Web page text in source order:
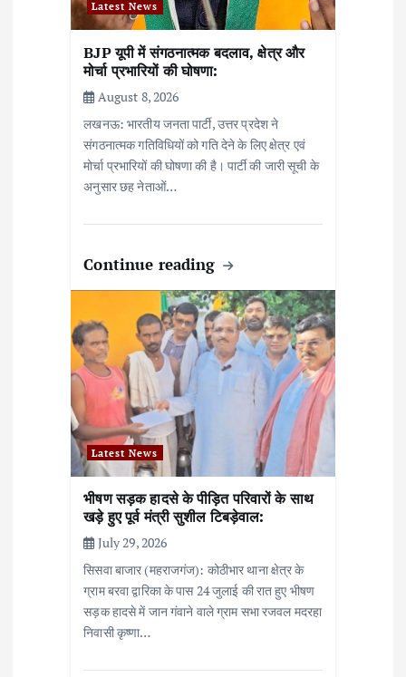
Latest News
BJP यूपी में संगठनात्मक बदलाव, क्षेत्र और
मोर्चा प्रभारियों की घोषणा:
August 8, 2026
लखनऊ: भारतीय जनता पार्टी, उत्तर प्रदेश ने
संगठनात्मक गतिविधियों को गति देने के लिए क्षेत्र एवं
मोर्चा प्रभारियों की घोषणा की है। पार्टी की जारी सूची के
अनुसार छह नेताओं…
Continue reading
Latest News
भीषण सड़क हादसे के पीड़ित परिवारों के साथ
खड़े हुए पूर्व मंत्री सुशील टिबड़ेवाल:
July 29, 2026
सिसवा बाजार (महराजगंज): कोठीभार थाना क्षेत्र के
ग्राम बरवा द्वारिका के पास 24 जुलाई की रात हुए भीषण
सड़क हादसे में जान गंवाने वाले ग्राम सभा रजवल मदरहा
निवासी कृष्णा…